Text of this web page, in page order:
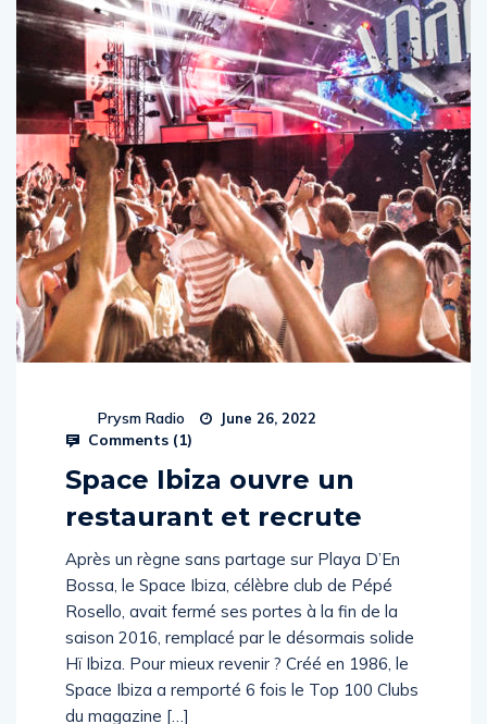
Prysm Radio June 26, 2022
Comments (1)
Space Ibiza ouvre un
restaurant et recrute
Après un règne sans partage sur Playa D’En
Bossa, le Space Ibiza, célèbre club de Pépé
Rosello, avait fermé ses portes à la fin de la
saison 2016, remplacé par le désormais solide
Hï Ibiza. Pour mieux revenir ? Créé en 1986, le
Space Ibiza a remporté 6 fois le Top 100 Clubs
du magazine […]